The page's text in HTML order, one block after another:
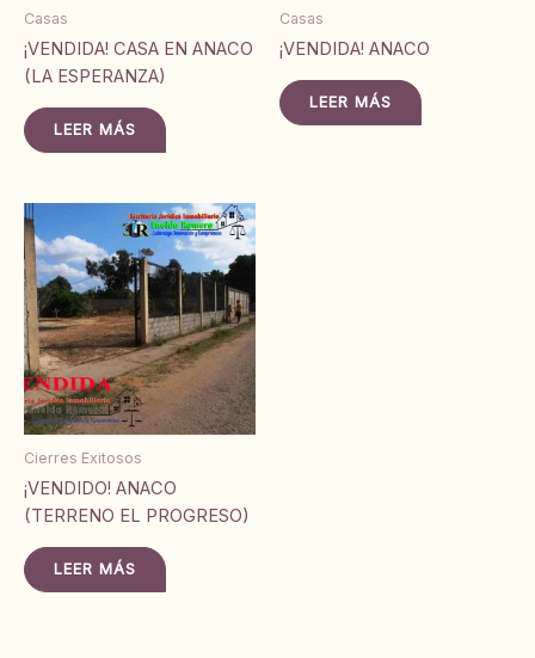
Casas
¡VENDIDA! CASA EN ANACO
(LA ESPERANZA)
LEER MÁS
Casas
¡VENDIDA! ANACO
LEER MÁS
Cierres Exitosos
¡VENDIDO! ANACO
(TERRENO EL PROGRESO)
LEER MÁS